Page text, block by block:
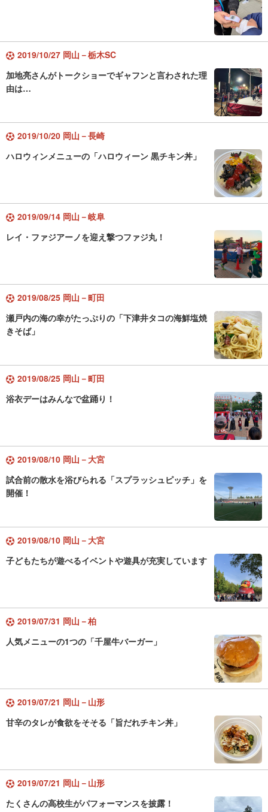
2019/10/27 岡山－栃木SC
加地亮さんがトークショーでギャフンと言わされた理
由は…
2019/10/20 岡山－長崎
ハロウィンメニューの「ハロウィーン 黒チキン丼」
2019/09/14 岡山－岐阜
レイ・ファジアーノを迎え撃つファジ丸！
2019/08/25 岡山－町田
瀬戸内の海の幸がたっぷりの「下津井タコの海鮮塩焼
きそば」
2019/08/25 岡山－町田
浴衣デーはみんなで盆踊り！
2019/08/10 岡山－大宮
試合前の散水を浴びられる「スプラッシュピッチ」を
開催！
2019/08/10 岡山－大宮
子どもたちが遊べるイベントや遊具が充実しています
2019/07/31 岡山－柏
人気メニューの1つの「千屋牛バーガー」
2019/07/21 岡山－山形
甘辛のタレが食欲をそそる「旨だれチキン丼」
2019/07/21 岡山－山形
たくさんの高校生がパフォーマンスを披露！